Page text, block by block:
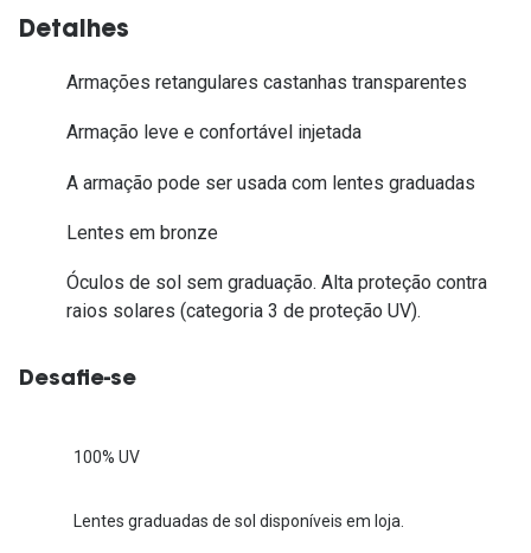
Detalhes
Armações retangulares castanhas transparentes
Armação leve e confortável injetada
A armação pode ser usada com lentes graduadas
Lentes em bronze
Óculos de sol sem graduação. Alta proteção contra
raios solares (categoria 3 de proteção UV).
Desafie-se
100% UV
Lentes graduadas de sol disponíveis em loja.